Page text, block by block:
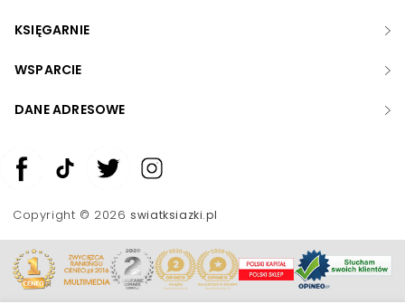
KSIĘGARNIE
WSPARCIE
DANE ADRESOWE
Copyright © 2026swiatksiazki.pl
Zwiększ rozmiar czcionki
Skala szarości